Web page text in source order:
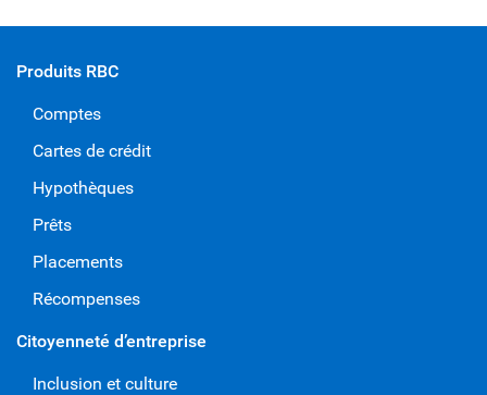
Produits RBC
Comptes
Cartes de crédit
Hypothèques
Prêts
Placements
Récompenses
Citoyenneté d’entreprise
Inclusion et culture